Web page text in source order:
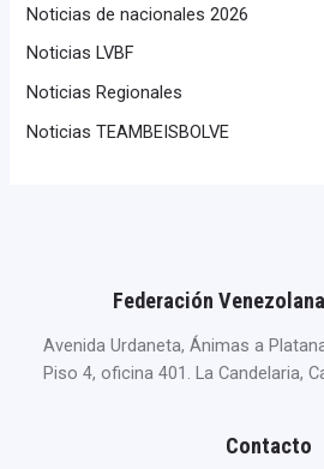
Noticias de nacionales 2026
Noticias LVBF
Noticias Regionales
Noticias TEAMBEISBOLVE
Federación
Avenida Urdaneta, Ánimas a
Piso 4, oficina 401. La Candelaria,
Contacto